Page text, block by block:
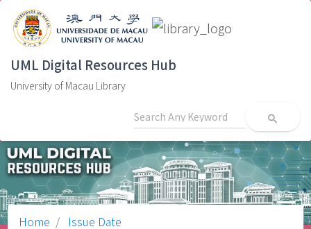
UML Digital Resources Hub
University of Macau Library
search
Home Issue Date